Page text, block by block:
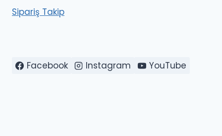
Sipariş Takip
Facebook Instagram YouTube